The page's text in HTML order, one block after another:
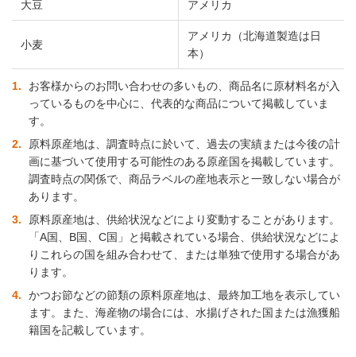
大豆 アメリカ
小麦
アメリカ（北海道製造は日
本）
1
お客様からのお問い合わせの多いもの、商品名に原材料名が入
っているものを中心に、代表的な商品について掲載していま
す。
2
原料原産地は、調査時点に於いて、過去の実績または今後の計
画に基づいて使用する可能性のある原産国を掲載しています。
調査時点の関係で、商品ラベルの産地表示と一致しない場合が
あります。
3
原料原産地は、供給状況などにより変動することがあります。
「A国、B国、C国」と掲載されている場合、供給状況などによ
りこれらの国を組み合わせて、または単独で使用する場合があ
ります。
4
かつお節などの節類の原料原産地は、最終加工地を表示してい
ます。また、海産物の場合には、水揚げされた国または漁獲船
籍国を記載しています。